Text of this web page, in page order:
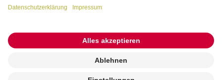
© 2026 ROSENGARTEN-Tierbestattung